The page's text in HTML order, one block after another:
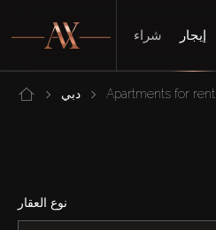
شراء إيجار
دبي Apartments for rent
نوع العقار